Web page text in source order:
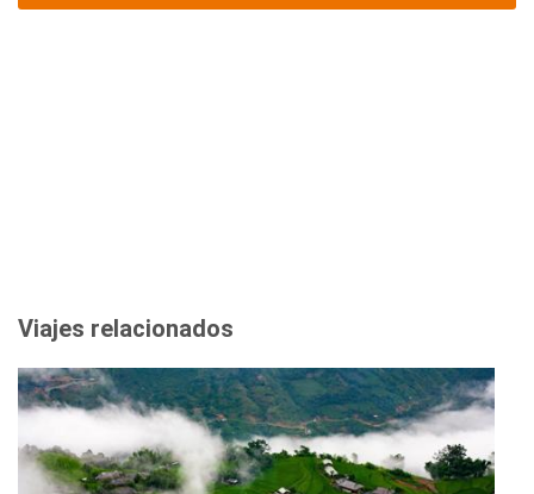
Viajes relacionados